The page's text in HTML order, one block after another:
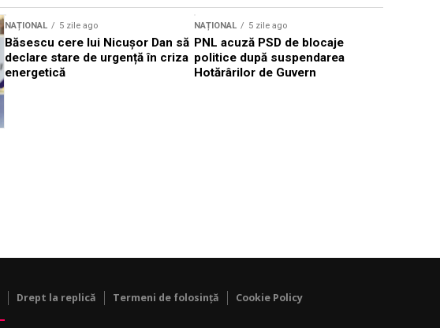
NAȚIONAL 5 zile ago
Băsescu cere lui Nicușor Dan să
declare stare de urgență în criza
energetică
NAȚIONAL 5 zile ago
PNL acuză PSD de blocaje
politice după suspendarea
Hotărârilor de Guvern
Drept la replică Termeni de folosință Cookie Policy